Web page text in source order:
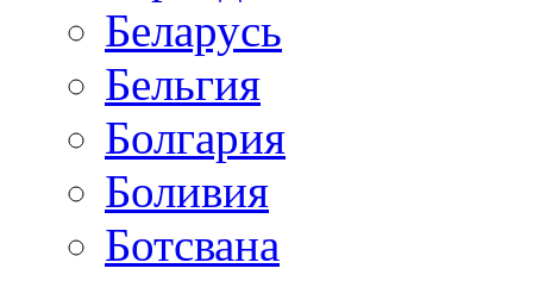
Беларусь
Бельгия
Болгария
Боливия
Ботсвана